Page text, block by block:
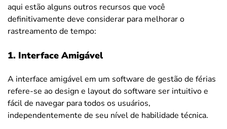
aqui estão alguns outros recursos que você
definitivamente deve considerar para melhorar o
rastreamento de tempo:
1. Interface Amigável
A interface amigávelem um software de gestão de férias
refere-se ao design e layout do software ser intuitivo e
fácil de navegar para todos os usuários,
independentemente de seu nível de habilidade técnica.